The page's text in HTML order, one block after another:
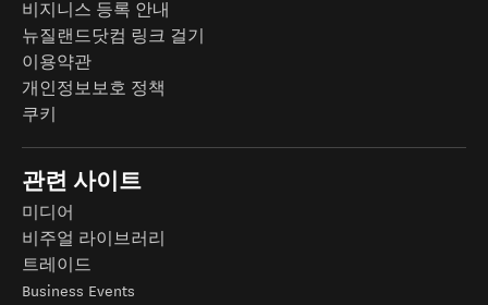
비지니스 등록 안내
뉴질랜드닷컴 링크 걸기
이용약관
개인정보보호 정책
쿠키
관련 사이트
미디어
비주얼 라이브러리
트레이드
Business Events